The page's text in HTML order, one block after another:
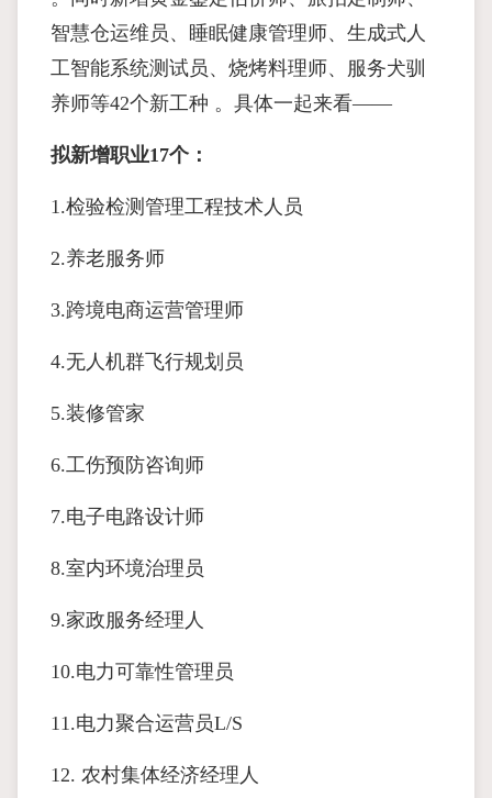
智慧仓运维员、睡眠健康管理师、生成式人
工智能系统测试员、烧烤料理师、服务犬驯
养师等42个新工种 。具体一起来看——
拟新增职业17个：
1.检验检测管理工程技术人员
2.养老服务师
3.跨境电商运营管理师
4.无人机群飞行规划员
5.装修管家
6.工伤预防咨询师
7.电子电路设计师
8.室内环境治理员
9.家政服务经理人
10.电力可靠性管理员
11.电力聚合运营员L/S
12. 农村集体经济经理人